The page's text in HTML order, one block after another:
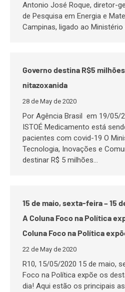
Antonio José Roque, diretor-
de Pesquisa em Energia e
Campinas, ligado ao Ministério
Governo destina R$5
nitazoxanida
28 de May de 2020
Por Agência Brasil em 19/05/
ISTOÉ Medicamento está
pacientes com covid-19 O
Tecnologia, Inovações e
destinar R$ 5 milhões…
15 de maio, sexta-feira – 15
A Coluna Foco na Política
Coluna Foco na Política
22 de May de 2020
R10, 15/05/2020 15 de maio,
Foco na Política expõe os
dia! Aqui estão os principais